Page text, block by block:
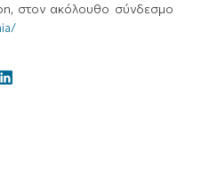
στον ακόλουθο σύνδεσμο